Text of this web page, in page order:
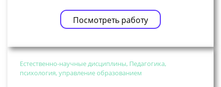
Посмотреть работу
Естественно-научные дисциплины, Педагогика,
психология, управление образованием